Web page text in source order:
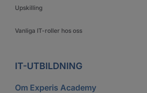
Upskilling
Vanliga IT-roller hos oss
IT-UTBILDNING
Om Experis Academy